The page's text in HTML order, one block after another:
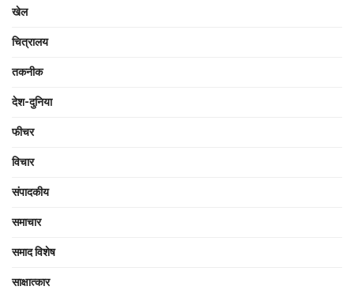
खेल
चित्रालय
तकनीक
देश-दुनिया
फीचर
विचार
संपादकीय
समाचार
समाद विशेष
साक्षात्‍कार